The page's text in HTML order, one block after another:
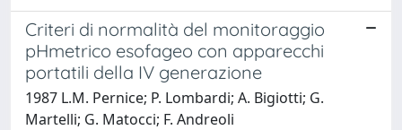
Criteri di normalità del monitoraggio
pHmetrico esofageo con apparecchi
portatili della IV generazione
1987 L.M. Pernice; P. Lombardi; A. Bigiotti; G.
Martelli; G. Matocci; F. Andreoli